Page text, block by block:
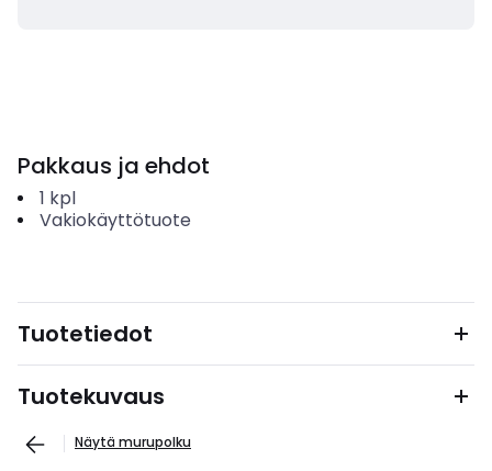
Pakkaus ja ehdot
1 kpl
Vakiokäyttötuote
Tuotetiedot
Tuotekuvaus
Näytä murupolku